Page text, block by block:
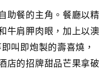
助餐的主角。餐廳以精
牛肩胛肉眼，加上以澳
叫即炮製的壽喜燒，
店的招牌甜品芒果拿破